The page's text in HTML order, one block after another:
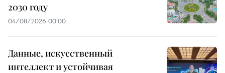
2030 году
04/08/2026 00:00
Данные, искусственный
интеллект и устойчивая